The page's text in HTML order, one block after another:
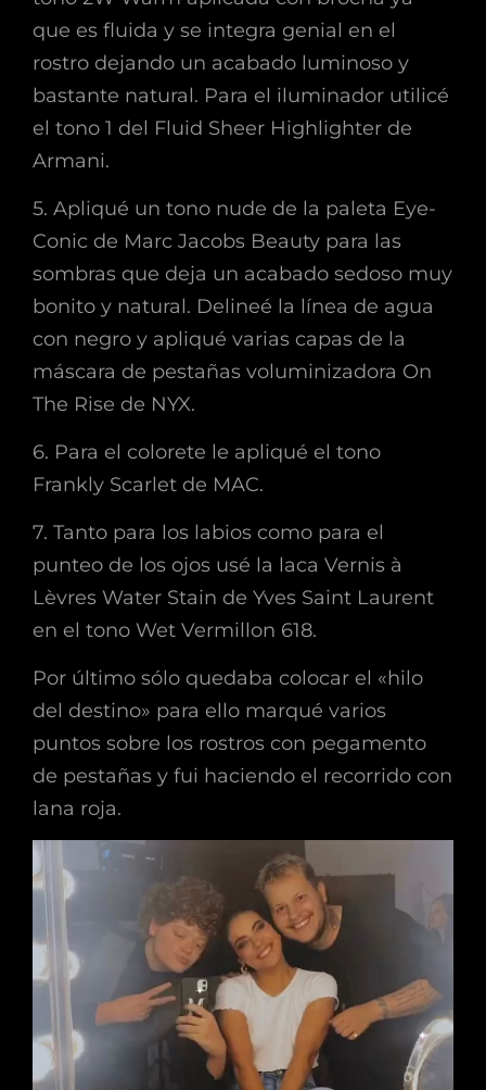
que es fluida y se integra genial en el
rostro dejando un acabado luminoso y
bastante natural. Para el iluminador utilicé
el tono 1 del Fluid Sheer Highlighter de
Armani.
5. Apliqué un tono nude de la paleta Eye-
Conic de Marc Jacobs Beauty para las
sombras que deja un acabado sedoso muy
bonito y natural. Delineé la línea de agua
con negro y apliqué varias capas de la
máscara de pestañas voluminizadora On
The Rise de NYX.
6. Para el colorete le apliqué el tono
Frankly Scarlet de MAC.
7. Tanto para los labios como para el
punteo de los ojos usé la laca Vernis à
Lèvres Water Stain de Yves Saint Laurent
en el tono Wet Vermillon 618.
Por último sólo quedaba colocar el «hilo
del destino» para ello marqué varios
puntos sobre los rostros con pegamento
de pestañas y fui haciendo el recorrido con
lana roja.